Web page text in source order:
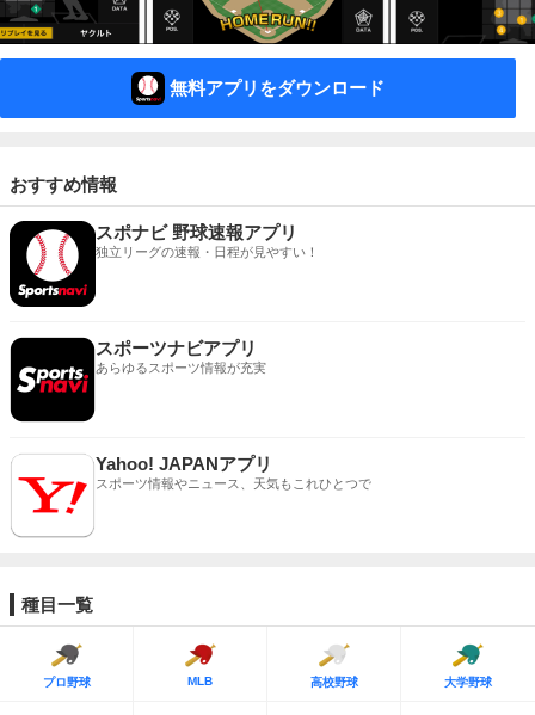
無料アプリをダウンロード
おすすめ情報
スポナビ 野球速報アプリ
独立リーグの速報・日程が見やすい！
スポーツナビアプリ
あらゆるスポーツ情報が充実
Yahoo! JAPANアプリ
スポーツ情報やニュース、天気もこれひとつで
種目一覧
プロ野球 MLB 高校野球 大学野球